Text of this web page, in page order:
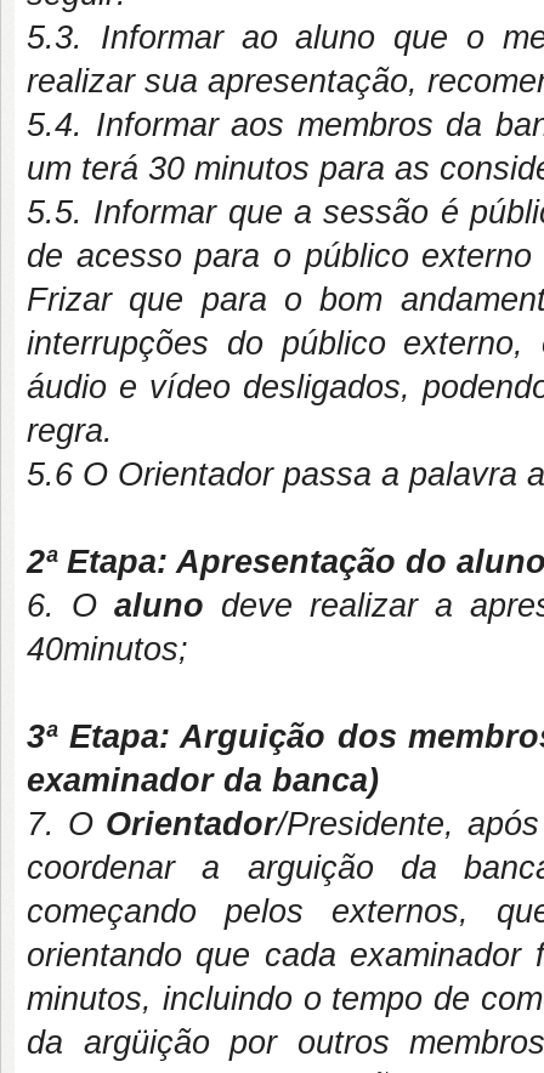
5.3. Informar ao aluno que o
realizar sua apresentação,
5.4. Informar aos membros da
um terá 30 minutos para as
5.5. Informar que a sessão é
de acesso para o público
Frizar que para o bom
interrupções do público
áudio e vídeo desligados,
regra.
5.6 O Orientador passa a palavra
2ª Etapa: Apresentação do
6. O aluno deve realizar a
40minutos;
3ª Etapa: Arguição dos
examinador da banca)
7. O Orientador/Presidente,
coordenar a arguição da
começando pelos externos,
orientando que cada
minutos, incluindo o tempo de
da argüição por outros